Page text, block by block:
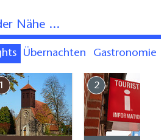
Nähe ...
Übernachten Gastronomie
1 2